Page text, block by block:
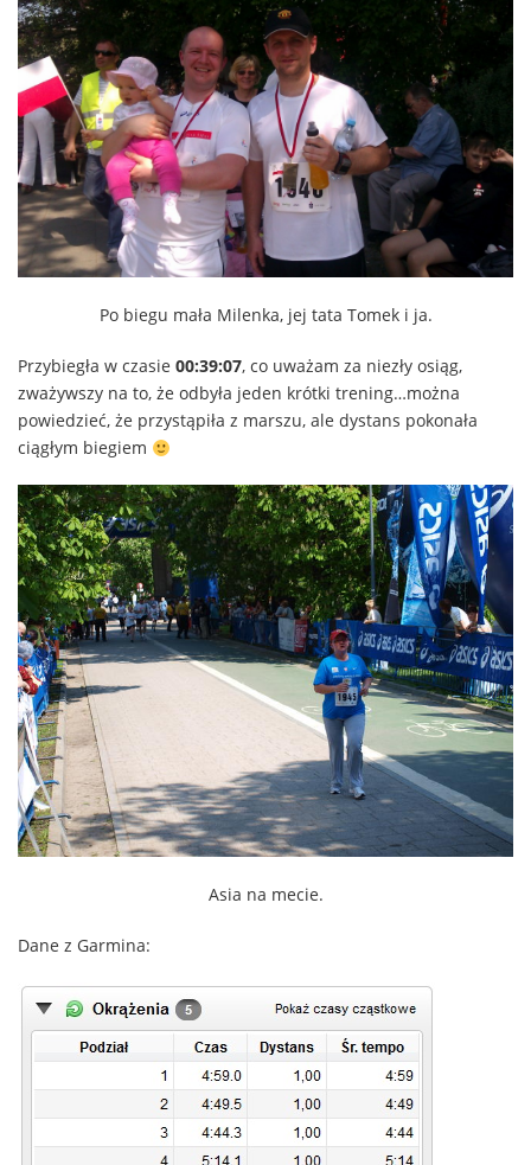
Po biegu mała Milenka, jej tata Tomek i ja.
Przybiegła w czasie 00:39:07, co uważam za niezły osiąg,
zważywszy na to, że odbyła jeden krótki trening…można
powiedzieć, że przystąpiła z marszu, ale dystans pokonała
ciągłym biegiem
Asia na mecie.
Dane z Garmina: